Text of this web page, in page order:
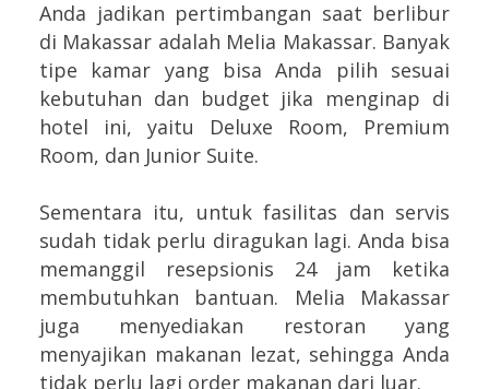
Anda jadikan pertimbangan saat berlibur
di Makassar adalah Melia Makassar. Banyak
tipe kamar yang bisa Anda pilih sesuai
kebutuhan dan budget jika menginap di
hotel ini, yaitu Deluxe Room, Premium
Room, dan Junior Suite.
Sementara itu, untuk fasilitas dan servis
sudah tidak perlu diragukan lagi. Anda bisa
memanggil resepsionis 24 jam ketika
membutuhkan bantuan. Melia Makassar
juga menyediakan restoran yang
menyajikan makanan lezat, sehingga Anda
tidak perlu lagi order makanan dari luar.